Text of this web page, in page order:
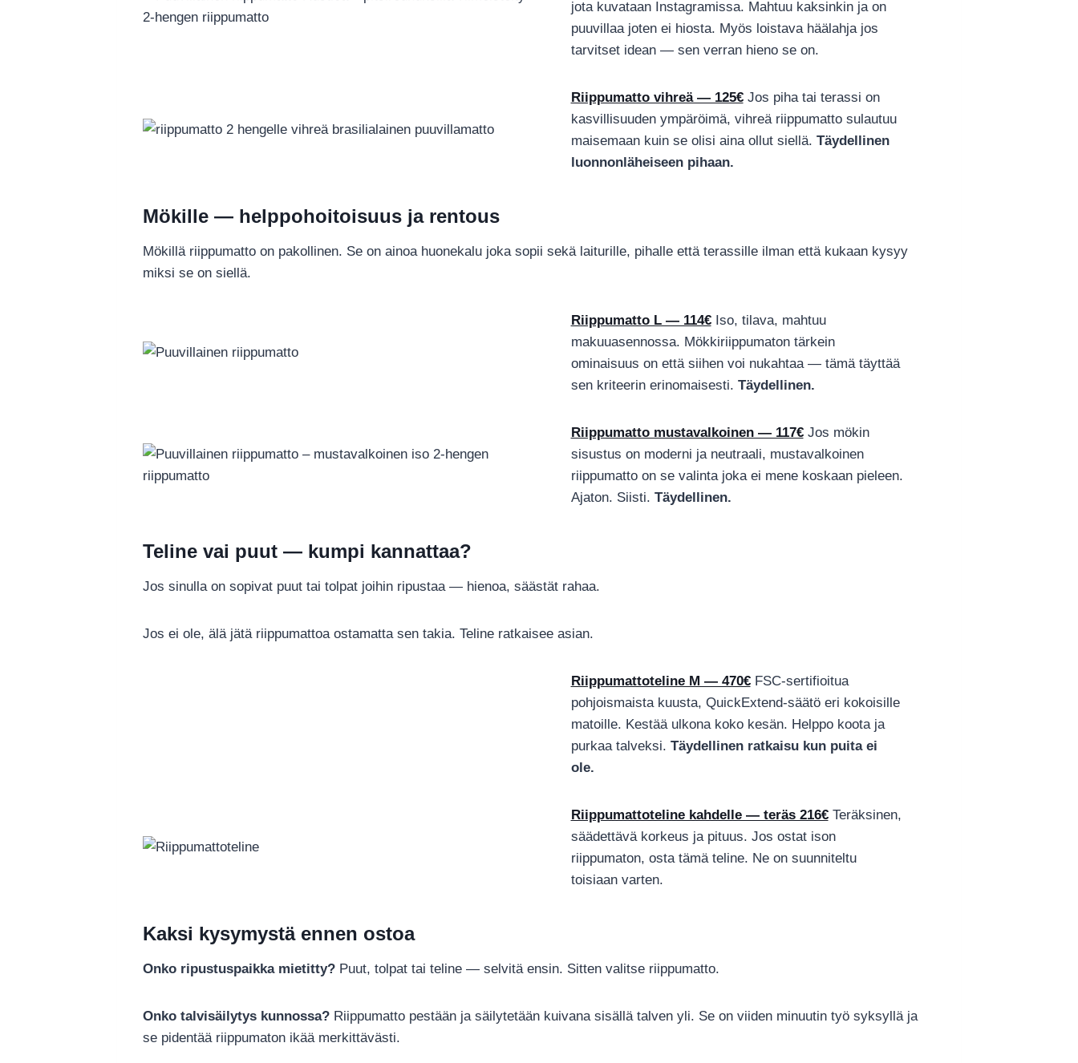
jota kuvataan Instagramissa. Mahtuu kaksinkin ja on
puuvillaa joten ei hiosta. Myös loistava häälahja jos
tarvitset idean — sen verran hieno se on.
Riippumatto vihreä — 125€Jos piha tai terassi on
kasvillisuuden ympäröimä, vihreä riippumatto sulautuu
maisemaan kuin se olisi aina ollut siellä. Täydellinen
luonnonläheiseen pihaan.
Mökille — helppohoitoisuus ja rentous
Mökillä riippumatto on pakollinen. Se on ainoa huonekalu joka sopii sekä laiturille, pihalle että terassille ilman että kukaan kysyy
miksi se on siellä.
Riippumatto L — 114€Iso, tilava, mahtuu
makuuasennossa. Mökkiriippumaton tärkein
ominaisuus on että siihen voi nukahtaa — tämä täyttää
sen kriteerin erinomaisesti. Täydellinen.
Riippumatto mustavalkoinen — 117€Jos mökin
sisustus on moderni ja neutraali, mustavalkoinen
riippumatto on se valinta joka ei mene koskaan pieleen.
Ajaton. Siisti. Täydellinen.
Teline vai puut — kumpi kannattaa?
Jos sinulla on sopivat puut tai tolpat joihin ripustaa — hienoa, säästät rahaa.
Jos ei ole, älä jätä riippumattoa ostamatta sen takia. Teline ratkaisee asian.
Riippumattoteline M — 470€FSC-sertifioitua
pohjoismaista kuusta, QuickExtend-säätö eri kokoisille
matoille. Kestää ulkona koko kesän. Helppo koota ja
purkaa talveksi. Täydellinen ratkaisu kun puita ei
ole.
Riippumattoteline kahdelle — teräs 216€Teräksinen,
säädettävä korkeus ja pituus. Jos ostat ison
riippumaton, osta tämä teline. Ne on suunniteltu
toisiaan varten.
Kaksi kysymystä ennen ostoa
Onko ripustuspaikka mietitty? Puut, tolpat tai teline — selvitä ensin. Sitten valitse riippumatto.
Onko talvisäilytys kunnossa? Riippumatto pestään ja säilytetään kuivana sisällä talven yli. Se on viiden minuutin työ syksyllä ja
se pidentää riippumaton ikää merkittävästi.